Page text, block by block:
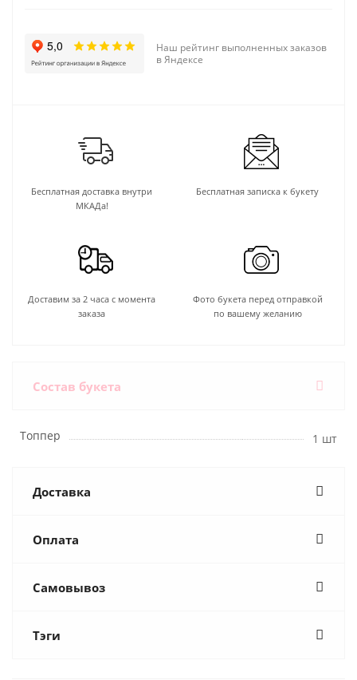
Наш рейтинг выполненных заказов
в Яндексе
Бесплатная доставка внутри
МКАДа!
Бесплатная записка к букету
Доставим за 2 часа с момента
заказа
Фото букета перед отправкой
по вашему желанию
Состав букета
Топпер 1 шт
Доставка
Оплата
Самовывоз
Тэги